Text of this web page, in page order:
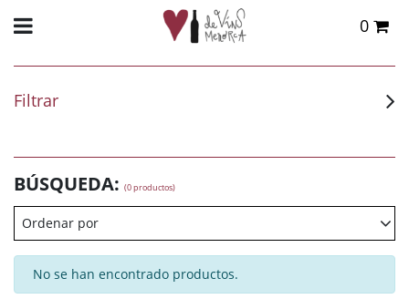
0
Filtrar
BÚSQUEDA: (0 productos)
Ordenar por
No se han encontrado productos.